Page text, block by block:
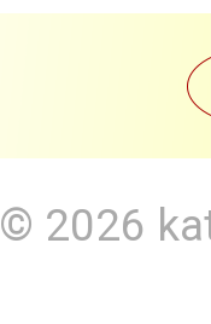
© 2026